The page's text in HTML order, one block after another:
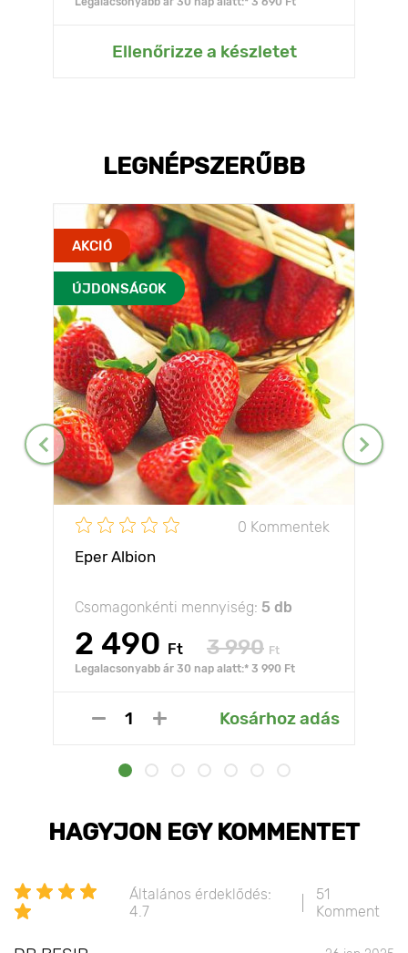
Ellenőrizze a készletet
LEGNÉPSZERŰBB
AKCIÓ
ÚJDONSÁGOK
0 Kommentek
Eper Albion
Csomagonkénti mennyiség: 5 db
2 490 Ft 3 990 Ft
Legalacsonyabb ár 30 nap alatt:* 3 990 Ft
Kosárhoz adás
HAGYJON EGY KOMMENTET
Általános érdeklődés:
4.7
51
Komment